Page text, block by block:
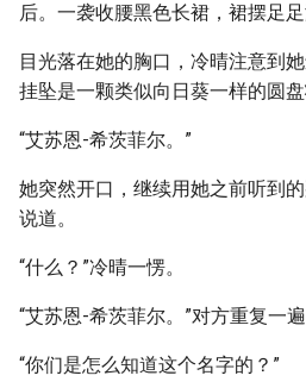
后。一袭收腰黑色长裙，裙摆足足
目光落在她的胸口，冷晴注意到
挂坠是一颗类似向日葵一样的圆盘
“艾苏恩-希茨菲尔。”
她突然开口，继续用她之前听到
说道。
“什么？”冷晴一愣。
“艾苏恩-希茨菲尔。”对方重复一
“你们是怎么知道这个名字的？”